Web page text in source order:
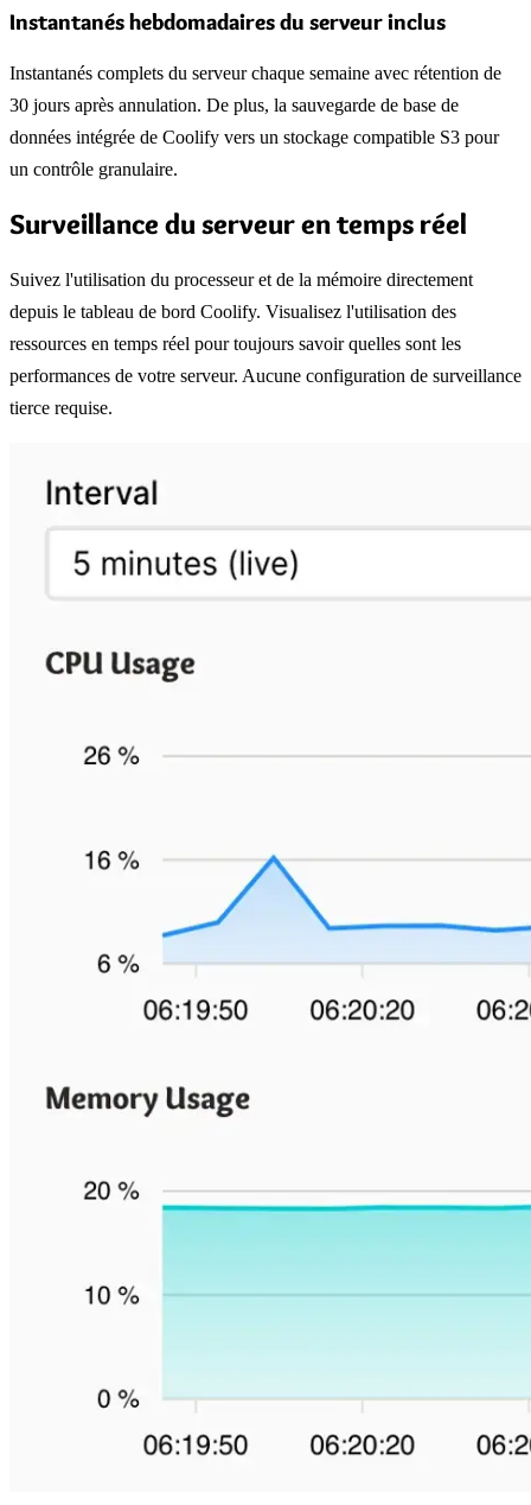
Instantanés hebdomadaires du serveur inclus
Instantanés complets du serveur chaque semaine avec rétention de
30 jours après annulation. De plus, la sauvegarde de base de
données intégrée de Coolify vers un stockage compatible S3 pour
un contrôle granulaire.
Surveillance du serveur en temps réel
Suivez l'utilisation du processeur et de la mémoire directement
depuis le tableau de bord Coolify. Visualisez l'utilisation des
ressources en temps réel pour toujours savoir quelles sont les
performances de votre serveur. Aucune configuration de surveillance
tierce requise.